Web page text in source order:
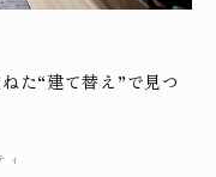
た“建て替え”で見つ
ィ